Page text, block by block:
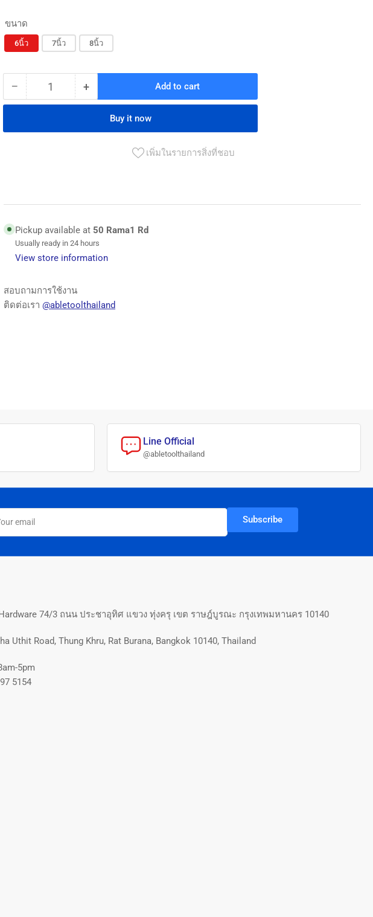
ขนาด
6นิ้ว 7นิ้ว 8นิ้ว
− Decrease
quantity
คีม
แหวน
KP
straight
jaw,
pliers
K.P.
Quantity +Increase
quantity
คีม
แหวน
KP
straight
jaw,
K.P.
Add to cart
Buy it now
เพิ่มในรายการสิ่งที่ชอบ
Pickup available at 50 Rama1 Rd
Usually ready in 24 hours
View store information
สอบถามการใช้งาน
ติดต่อเรา @abletoolthailand
Line Official
@abletoolthailand
Subscribe
74/3 ถนน ประชาอุทิศ แขวง ทุ่งครุ เขต ราษฎ์บูรณะ กรุงเทพมหานคร 10140
Uthit Road, Thung Khru, Rat Burana, Bangkok 10140, Thailand
5pm
5154